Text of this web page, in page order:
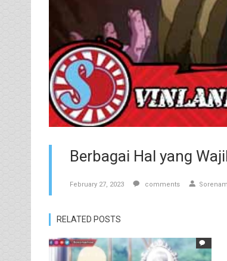
Berbagai Hal yang
February 27, 2023 comments
RELATED POSTS